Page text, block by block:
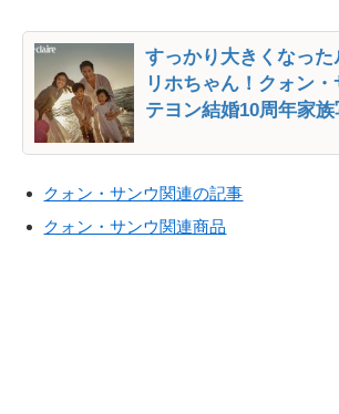
すっかり大きくなった
リホちゃん！クォン・
テヨン結婚10周年家族
クォン・サンウ関連の記事
クォン・サンウ関連商品